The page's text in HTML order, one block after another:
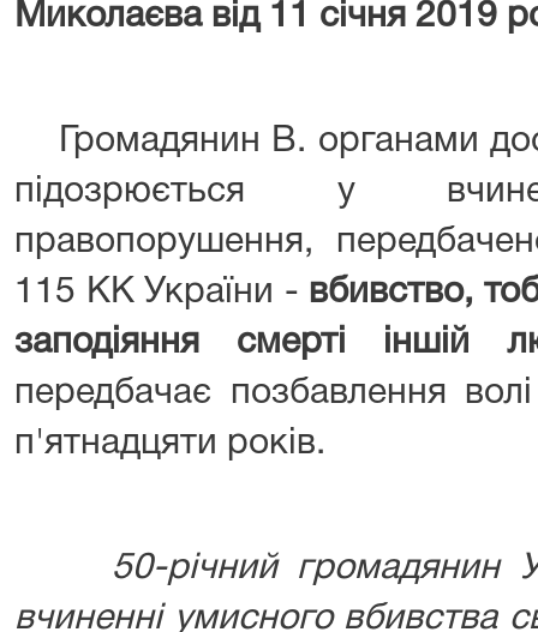
Миколаєва від 11 січня 2019
Громадянин В. органами
підозрюється у
правопорушення,
115 КК України - вбивство,
заподіяння смерті іншій
передбачає позбавлення
п'ятнадцяти років.
50-річний громадянин
вчиненні умисного вбивства